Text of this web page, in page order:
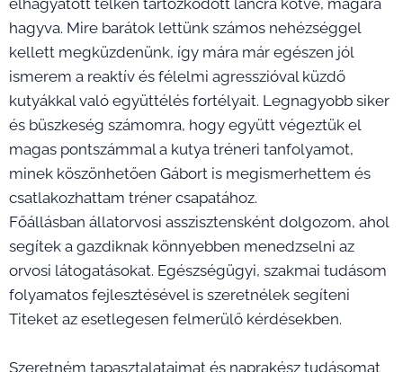
elhagyatott telken tartózkodott láncra kötve, magára
hagyva. Mire barátok lettünk számos nehézséggel
kellett megküzdenünk, így mára már egészen jól
ismerem a reaktív és félelmi agresszióval küzdő
kutyákkal való együttélés fortélyait. Legnagyobb siker
és büszkeség számomra, hogy együtt végeztük el
magas pontszámmal a kutya tréneri tanfolyamot,
minek köszönhetően Gábort is megismerhettem és
csatlakozhattam tréner csapatához.
Főállásban állatorvosi asszisztensként dolgozom, ahol
segítek a gazdiknak könnyebben menedzselni az
orvosi látogatásokat. Egészségügyi, szakmai tudásom
folyamatos fejlesztésével is szeretnélek segíteni
Titeket az esetlegesen felmerülő kérdésekben.
Szeretném tapasztalataimat és naprakész tudásomat